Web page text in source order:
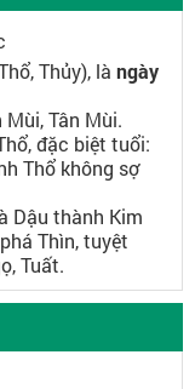
Thủy), là ngày
Tân Mùi.
đặc biệt tuổi:
Thổ không sợ
Dậu thành Kim
Thìn, tuyệt
Tuất.